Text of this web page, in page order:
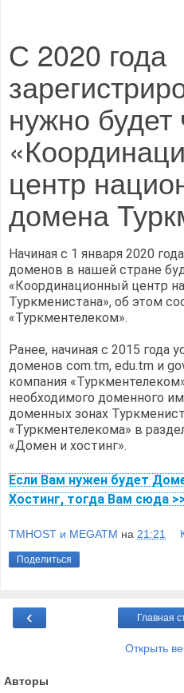
С 2020 года
нужно будет
центр
домена
Начиная с 1 января 2020
доменов в нашей стране
«Координационный центр
Туркменистана», об этом
«Туркментелеком».
Ранее, начиная с 2015 года
доменов com.tm, edu.tm и
компания
необходимого доменного
доменных зонах
«Туркментелекома» в
«Домен и хостинг».
Если Вам нужен будет
Хостинг, тогда Вам сюда
TMHOST и MEGATM на 21:21
Поделиться
‹ Главная
Открыть
Авторы